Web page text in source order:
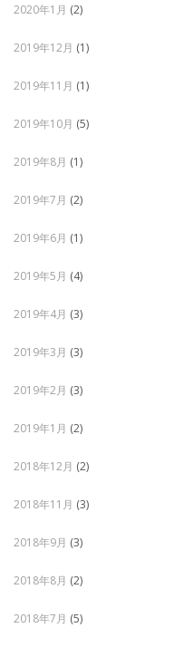
2020年1月 (2)
2019年12月 (1)
2019年11月 (1)
2019年10月 (5)
2019年8月 (1)
2019年7月 (2)
2019年6月 (1)
2019年5月 (4)
2019年4月 (3)
2019年3月 (3)
2019年2月 (3)
2019年1月 (2)
2018年12月 (2)
2018年11月 (3)
2018年9月 (3)
2018年8月 (2)
2018年7月 (5)